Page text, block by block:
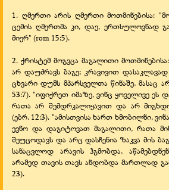
1. ღმერთი არის ღმერთი მოთმინებისა:
ცემის ღმერთმა კი, დაე, ერთსულოვნად
მიერ" (rom 15:5).
2. ქრისტემ მოგვცა მაგალითი
არ დაუძრავს ბაგე; კრავივით
ცხვარი დუმს მპარსველთა წინაშე, მასაც
53:7). "იფიქრეთ იმაზე, ვინც ყოველივე ეს
რათა არ შემდრკალიყავით და არ
(ებრ. 12:3). "ამისთვისა ხართ ხმობილნი,
ევნო და დაგიტოვათ მაგალითი, რათა
შეუცოდავს და არც დასჩენია ზაკვა მის
სანაცვლოდ არავის ჰგმობდა,
არამედ თავის თავს ანდობდა მართლად
23).